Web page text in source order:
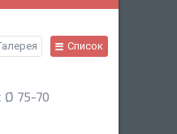
Список
Ø 75-70